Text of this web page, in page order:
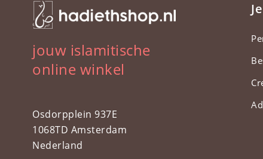
jouw islamitische
online winkel
Osdorpplein 937E
1068TD Amsterdam
Nederland